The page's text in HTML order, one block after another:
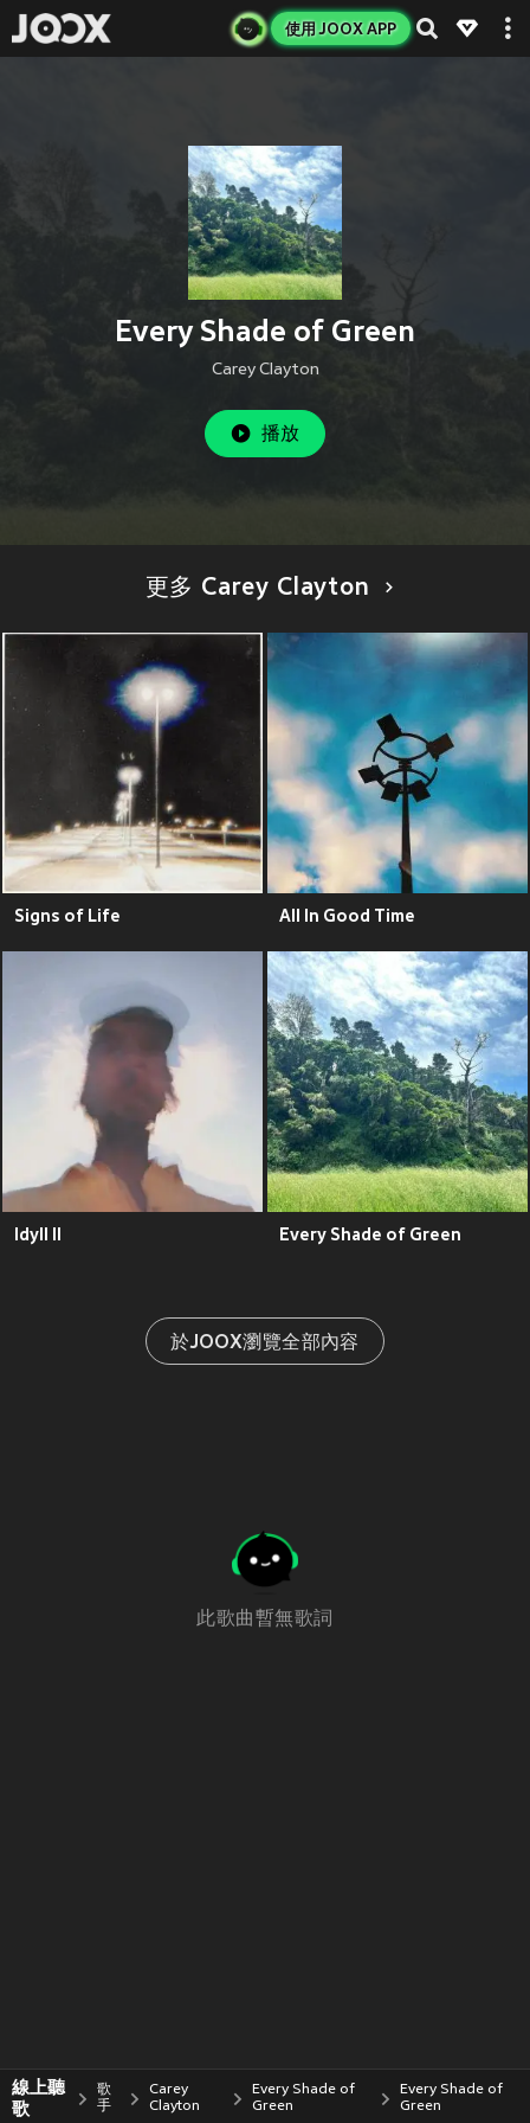
使用 JOOX APP
Every Shade of Green
Carey Clayton
播放
更多 Carey Clayton
Signs of Life All In Good Time
Idyll II Every Shade of Green
於JOOX瀏覽全部內容
此歌曲暫無歌詞
線上聽
歌
歌
手
Carey
Clayton
Every Shade of
Green
Every Shade of
Green